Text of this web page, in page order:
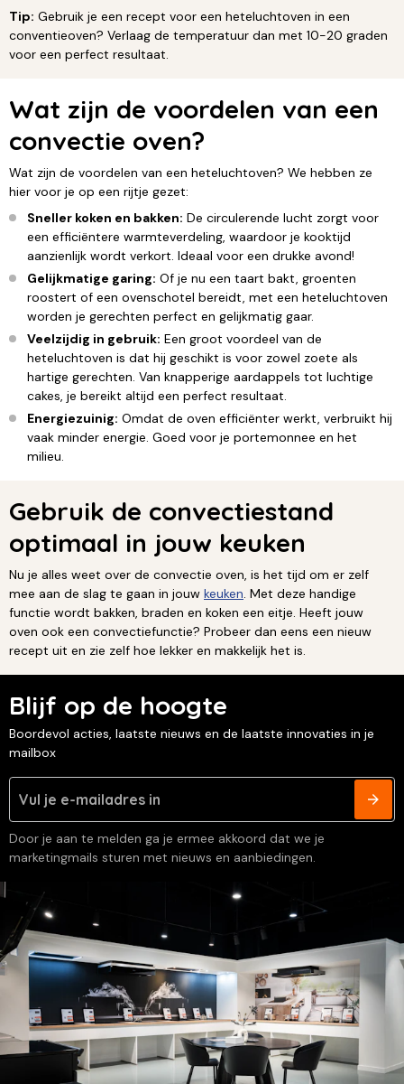
Tip: Gebruik je een recept voor een heteluchtoven in een
conventieoven? Verlaag de temperatuur dan met 10-20 graden
voor een perfect resultaat.
Wat zijn de voordelen van een
convectie oven?
Wat zijn de voordelen van een heteluchtoven? We hebben ze
hier voor je op een rijtje gezet:
Sneller koken en bakken: De circulerende lucht zorgt voor
een efficiëntere warmteverdeling, waardoor je kooktijd
aanzienlijk wordt verkort. Ideaal voor een drukke avond!
Gelijkmatige garing: Of je nu een taart bakt, groenten
roostert of een ovenschotel bereidt, met een heteluchtoven
worden je gerechten perfect en gelijkmatig gaar.
Veelzijdig in gebruik: Een groot voordeel van de
heteluchtoven is dat hij geschikt is voor zowel zoete als
hartige gerechten. Van knapperige aardappels tot luchtige
cakes, je bereikt altijd een perfect resultaat.
Energiezuinig: Omdat de oven efficiënter werkt, verbruikt hij
vaak minder energie. Goed voor je portemonnee en het
milieu.
Gebruik de convectiestand
optimaal in jouw keuken
Nu je alles weet over de convectie oven, is het tijd om er zelf
mee aan de slag te gaan in jouw keuken. Met deze handige
functie wordt bakken, braden en koken een eitje. Heeft jouw
oven ook een convectiefunctie? Probeer dan eens een nieuw
recept uit en zie zelf hoe lekker en makkelijk het is.
Blijf op de hoogte
Boordevol acties, laatste nieuws en de laatste innovaties in je
mailbox
Door je aan te melden ga je ermee akkoord dat we je
marketingmails sturen met nieuws en aanbiedingen.